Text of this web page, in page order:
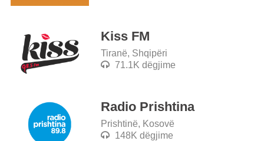
Kiss FM
Tiranë, Shqipëri
71.1K dëgjime
Radio Prishtina
Prishtinë, Kosovë
148K dëgjime